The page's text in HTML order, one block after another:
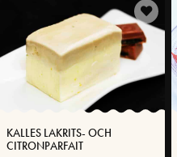
KALLES LAKRITS- OCH
CITRONPARFAIT